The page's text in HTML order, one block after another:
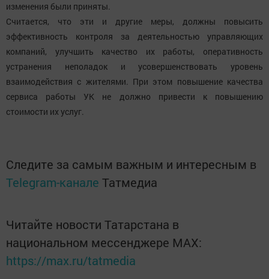
изменения были приняты.
Считается, что эти и другие меры, должны повысить
эффективность контроля за деятельностью управляющих
компаний, улучшить качество их работы, оперативность
устранения неполадок и усовершенствовать уровень
взаимодействия с жителями. При этом повышение качества
сервиса работы УК не должно привести к повышению
стоимости их услуг.
Следите за самым важным и интересным в
Telegram-канале Татмедиа
Читайте новости Татарстана в
национальном мессенджере MАХ:
https://max.ru/tatmedia